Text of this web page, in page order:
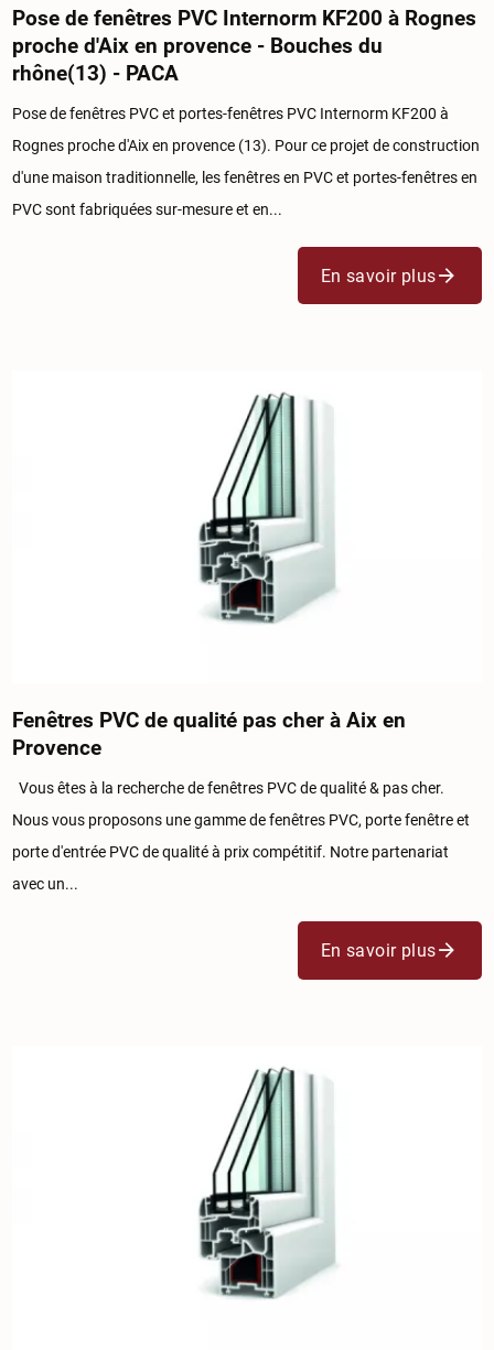
Pose de fenêtres PVC Internorm KF200 à Rognes
proche d'Aix en provence - Bouches du
rhône(13) - PACA
Pose de fenêtres PVC et portes-fenêtres PVC Internorm KF200 à
Rognes proche d'Aix en provence (13). Pour ce projet de construction
d'une maison traditionnelle, les fenêtres en PVC et portes-fenêtres en
PVC sont fabriquées sur-mesure et en...
En savoir plus
Fenêtres PVC de qualité pas cher à Aix en
Provence
Vous êtes à la recherche de fenêtres PVC de qualité & pas cher.
Nous vous proposons une gamme de fenêtres PVC, porte fenêtre et
porte d'entrée PVC de qualité à prix compétitif. Notre partenariat
avec un...
En savoir plus